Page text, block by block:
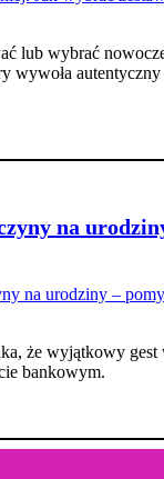
lub wybrać
wywoła
na
że wyjątkowy gest
bankowym.